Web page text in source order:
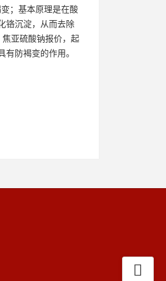
；基本原理是在酸
铬沉淀，从而去除
亚硫酸钠报价，起
防褐变的作用。